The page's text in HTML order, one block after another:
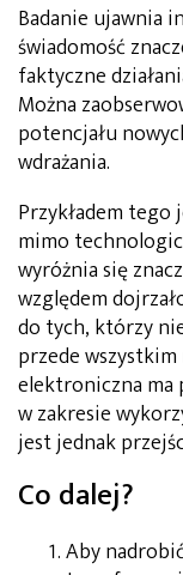
Badanie ujawnia
świadomość
faktyczne
Można
potencjału
wdrażania.
Przykładem
mimo
wyróżnia się
względem
do tych, którzy
przede
elektroniczna ma
w zakresie
jest jednak
Co dalej?
Aby